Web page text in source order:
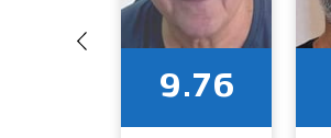
9.76